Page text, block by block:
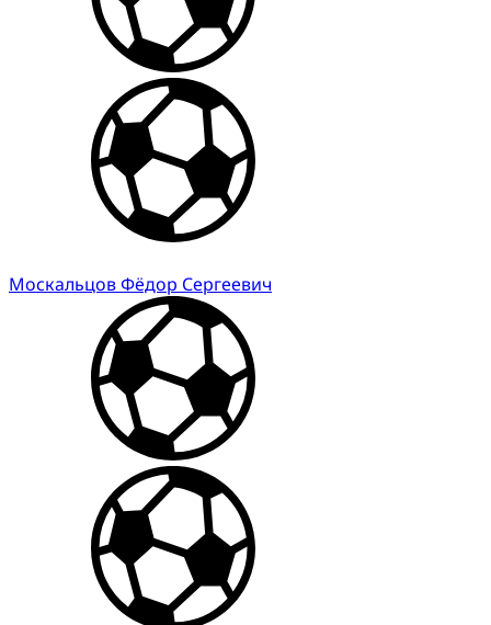
Москальцов Фёдор Сергеевич